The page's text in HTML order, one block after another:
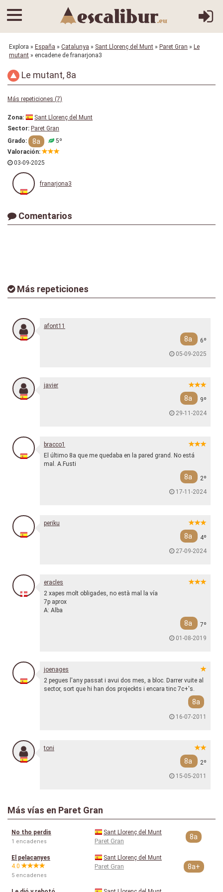
Explora » España » Catalunya » Sant Llorenç del Munt » Paret Gran » Le
mutant » encadene de franarjona3
Le mutant, 8a
Más repeticiones (7)
Zona:
Sant Llorenç del Munt
Sector: Paret Gran
Grado:
8a
5º
Valoración:
03-09-2025
franarjona3
Comentarios
Más repeticiones
afont11
8a
6º
05-09-2025
javier
8a
9º
29-11-2024
bracco1
El último 8a que me quedaba en la pared grand. No está
mal. A.Fusti
8a
2º
17-11-2024
periku
8a
4º
27-09-2024
eracles
2 xapes molt obligades, no està mal la vía
7p aprox
A: Alba
8a
7º
01-08-2019
joenages
2 pegues l'any passat i avui dos mes, a bloc. Darrer vuite al
sector, sort que hi han dos projeckts i encara tinc 7c+'s.
8a
16-07-2011
toni
8a
2º
15-05-2011
Más vías en Paret Gran
No tho perdis
1 encadenes
Sant Llorenç del Munt
Paret Gran
8a
El pelacanyes
4.0
5 encadenes
Sant Llorenç del Munt
Paret Gran 8a+